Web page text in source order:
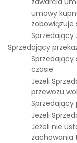
umowy
Sprzedający
Sprzedający
Sprzedający
czasie.
Jeżeli
przewozu
Sprzedający
Jeżeli
Jeżeli nie
zachowania